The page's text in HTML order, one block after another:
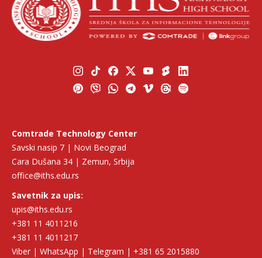
Comtrade Technology Center
Savski nasip 7 | Novi Beograd
Cara Dušana 34 | Zemun, Srbija
office@iths.edu.rs
Savetnik za upis:
upis@iths.edu.rs
+381 11 4011216
+381 11 4011217
Viber | WhatsApp | Telegram | +381 65 2015880